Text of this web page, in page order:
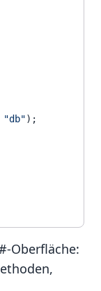
"db");
Oberfläche: